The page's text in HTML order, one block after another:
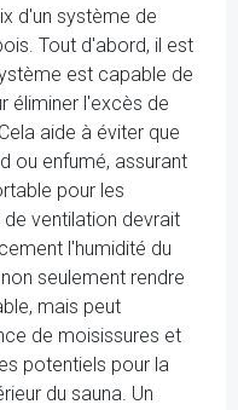
d'un système de
Tout d'abord, il est
est capable de
éliminer l'excès de
aide à éviter que
ou enfumé, assurant
pour les
de ventilation devrait
l'humidité du
seulement rendre
mais peut
de moisissures et
potentiels pour la
du sauna. Un